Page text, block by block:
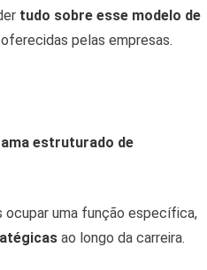
tudo sobre esse modelo de
pelas empresas.
estruturado de
ocupar uma função específica,
ao longo da carreira.